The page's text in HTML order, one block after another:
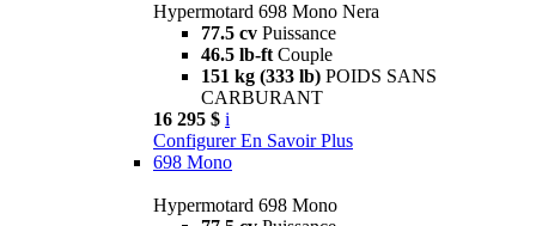
Hypermotard 698 Mono Nera
77.5 cv Puissance
46.5 lb-ft Couple
151 kg (333 lb) POIDS SANS
CARBURANT
16 295 $ i
Configurer En Savoir Plus
698 Mono
Hypermotard 698 Mono